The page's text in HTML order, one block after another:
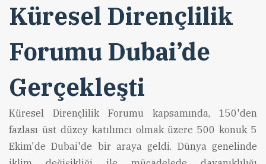
Küresel Dirençlilik
Forumu Dubai’de
Gerçekleşti
Küresel Dirençlilik Forumu kapsamında, 150'den
fazlası üst düzey katılımcı olmak üzere 500 konuk 5
Ekim'de Dubai'de bir araya geldi. Dünya genelinde